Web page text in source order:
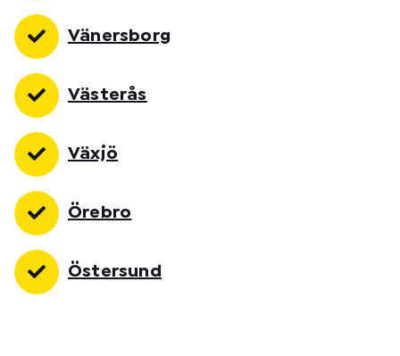
Vänersborg
Västerås
Växjö
Örebro
Östersund